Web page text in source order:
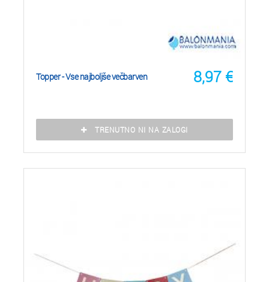
8,97 €
Topper - Vse najboljše večbarven
TRENUTNO NI NA ZALOGI